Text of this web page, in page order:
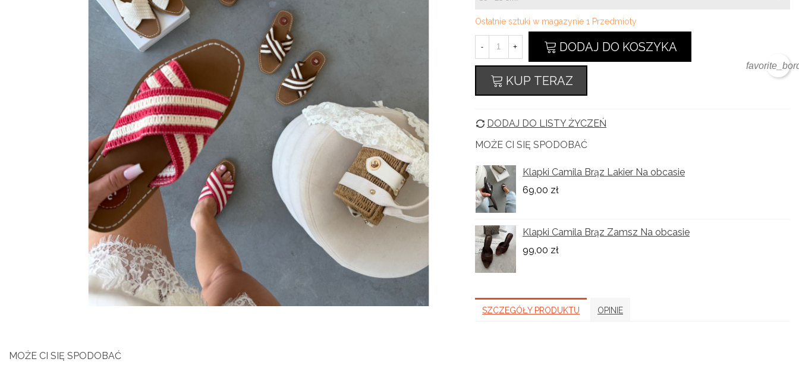
Ostatnie sztuki w magazynie 1 Przedmioty
- + DODAJ DO KOSZYKA
KUP TERAZ
DODAJ DO LISTY ŻYCZEŃ
MOŻE CI SIĘ SPODOBAĆ
Klapki Camila Brąz Lakier Na obcasie
69,00 zł
Klapki Camila Brąz Zamsz Na obcasie
99,00 zł
SZCZEGÓŁY PRODUKTU OPINIE
MOŻE CI SIĘ SPODOBAĆ